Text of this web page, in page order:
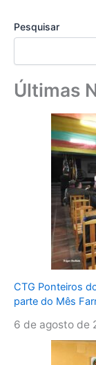
Pesquisar
Últimas
CTG Ponteiros
parte do Mês
6 de agosto de